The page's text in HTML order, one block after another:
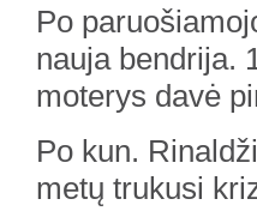
Po
nauja bendrija.
moterys davė
Po kun.
metų trukusi